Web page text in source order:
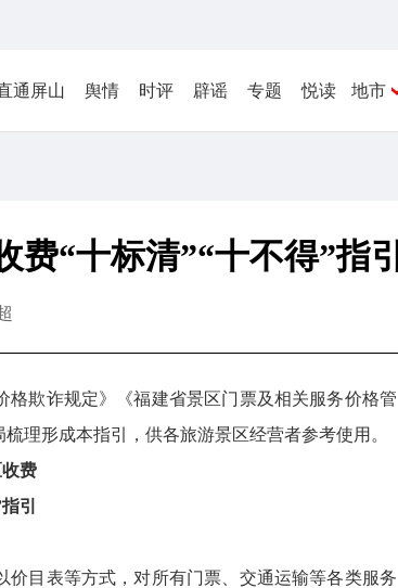
通屏山 舆情 时评 辟谣 专题 悦读 地市
“十标清”“十不得”指引
欺诈规定》《福建省景区门票及相关服务价格管
理形成本指引，供各旅游景区经营者参考使用。
费
引
目表等方式，对所有门票、交通运输等各类服务